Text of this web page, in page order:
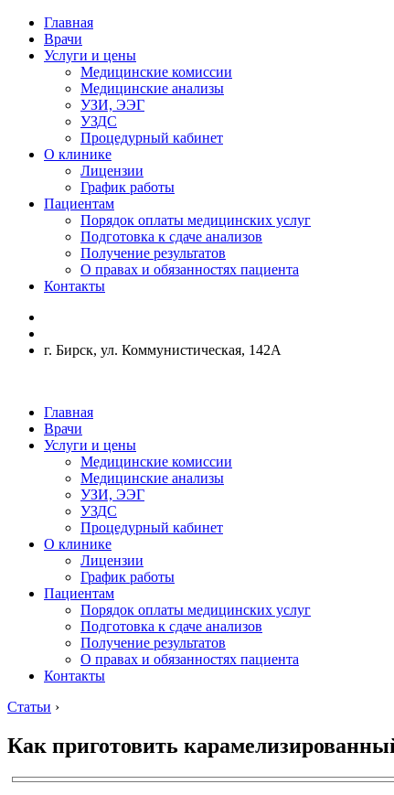
Главная
Врачи
Услуги и цены
Медицинские комиссии
Медицинские анализы
УЗИ, ЭЭГ
УЗДС
Процедурный кабинет
О клинике
Лицензии
График работы
Пациентам
Порядок оплаты медицинских услуг
Подготовка к сдаче анализов
Получение результатов
О правах и обязанностях пациента
Контакты
г. Бирск, ул. Коммунистическая, 142А
Главная
Врачи
Услуги и цены
Медицинские комиссии
Медицинские анализы
УЗИ, ЭЭГ
УЗДС
Процедурный кабинет
О клинике
Лицензии
График работы
Пациентам
Порядок оплаты медицинских услуг
Подготовка к сдаче анализов
Получение результатов
О правах и обязанностях пациента
Контакты
Статьи ›
Как приготовить